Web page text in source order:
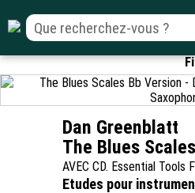
Dan Greenblatt
The Blues
AVEC CD. Essential Tools
Etudes pour